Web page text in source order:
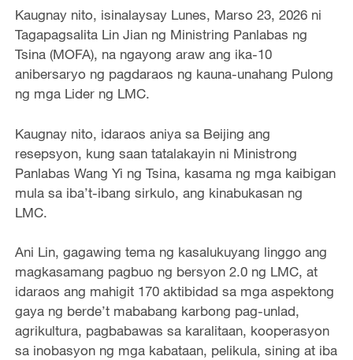
Kaugnay nito, isinalaysay Lunes, Marso 23, 2026 ni
Tagapagsalita Lin Jian ng Ministring Panlabas ng
Tsina (MOFA), na ngayong araw ang ika-10
anibersaryo ng pagdaraos ng kauna-unahang Pulong
ng mga Lider ng LMC.
Kaugnay nito, idaraos aniya sa Beijing ang
resepsyon, kung saan tatalakayin ni Ministrong
Panlabas Wang Yi ng Tsina, kasama ng mga kaibigan
mula sa iba’t-ibang sirkulo, ang kinabukasan ng
LMC.
Ani Lin, gagawing tema ng kasalukuyang linggo ang
magkasamang pagbuo ng bersyon 2.0 ng LMC, at
idaraos ang mahigit 170 aktibidad sa mga aspektong
gaya ng berde’t mababang karbong pag-unlad,
agrikultura, pagbabawas sa karalitaan, kooperasyon
sa inobasyon ng mga kabataan, pelikula, sining at iba